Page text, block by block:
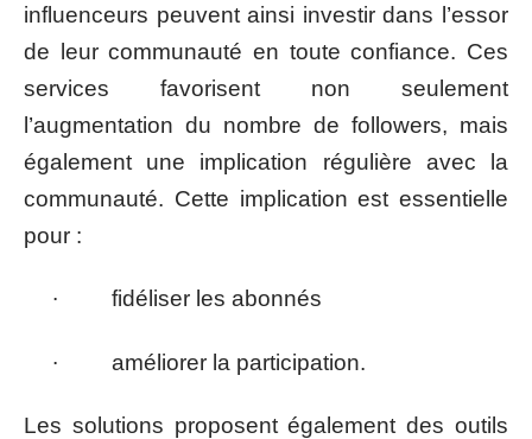
influenceurs peuvent ainsi investir dans l’essor
de leur communauté en toute confiance. Ces
services favorisent non seulement
l’augmentation du nombre de followers, mais
également une implication régulière avec la
communauté. Cette implication est essentielle
pour :
∙ fidéliser les abonnés
∙ améliorer la participation.
Les solutions proposent également des outils